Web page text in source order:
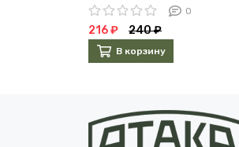
0
216 ₽ 240 ₽
В корзину